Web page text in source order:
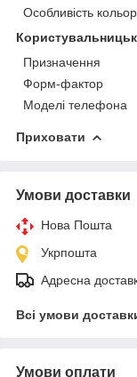
Особливість
Призначення
Форм-фактор
Моделі телефона
Приховати
Умови доставки
Нова Пошта
Укрпошта
Адресна
Всі умови
Умови оплати